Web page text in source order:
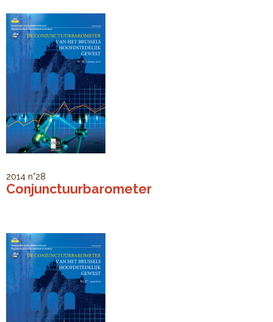
2014 n°28
Conjunctuurbarometer